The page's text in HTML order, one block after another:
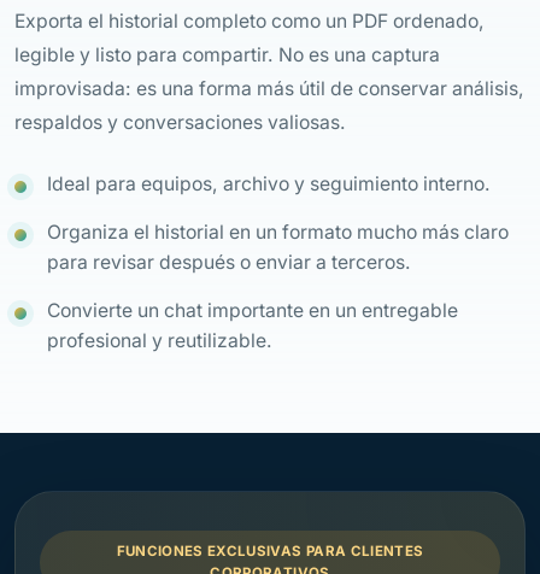
Exporta el historial completo como un PDF ordenado,
legible y listo para compartir. No es una captura
improvisada: es una forma más útil de conservar análisis,
respaldos y conversaciones valiosas.
Ideal para equipos, archivo y seguimiento interno.
Organiza el historial en un formato mucho más claro
para revisar después o enviar a terceros.
Convierte un chat importante en un entregable
profesional y reutilizable.
FUNCIONES EXCLUSIVAS PARA CLIENTES